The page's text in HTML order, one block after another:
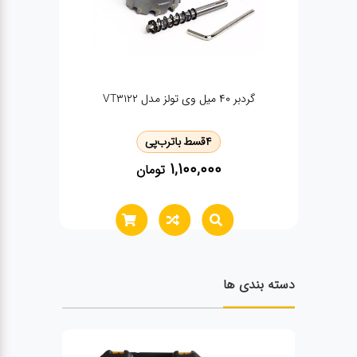
مته گردبر 17میل وی تولز مدل VT3110
4
510,000
دسته بندی ها